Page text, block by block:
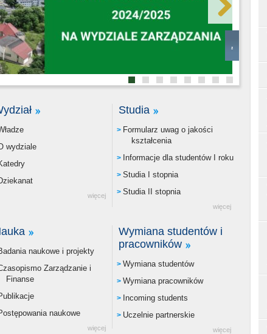
.
wydziale
więcej
Studia
Formularz uwag o jakości
kształcenia
Informacje dla studentów I roku
Studia I stopnia
Studia II stopnia
więcej
naukowe i projekty
Zarządzanie i
Finanse
naukowe
więcej
Wymiana studentów i
pracowników
Wymiana studentów
Wymiana pracowników
Incoming students
Uczelnie partnerskie
więcej